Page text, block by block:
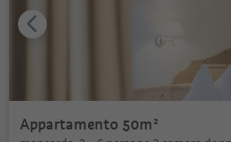
Appartamento 50m²